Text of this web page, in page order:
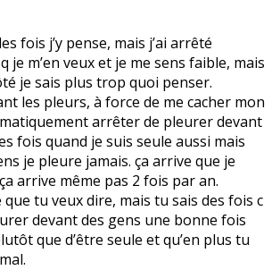
fois j’y pense, mais j’ai arrêté
je m’en veux et je me sens faible, mais
je sais plus trop quoi penser.
les pleurs, à force de me cacher mon
arrêter de pleurer devant
fois quand je suis seule aussi mais
je pleure jamais. ça arrive que je
arrive même pas 2 fois par an.
que tu veux dire, mais tu sais des fois c
devant des gens une bonne fois
que d’être seule et qu’en plus tu